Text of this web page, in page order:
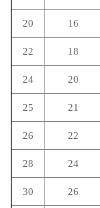
20 16
22 18
24 20
25 21
26 22
28 24
30 26